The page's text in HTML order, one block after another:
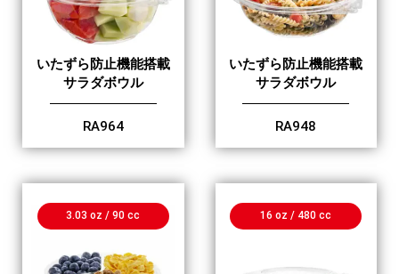
いたずら防止機能搭載
サラダボウル
RA964
いたずら防止機能搭載
サラダボウル
RA948
3.03 oz / 90 cc 16 oz / 480 cc